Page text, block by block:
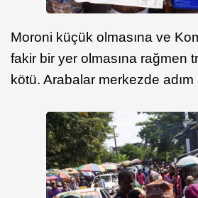
Moroni küçük olmasına ve
fakir bir yer olmasına rağmen
kötü. Arabalar merkezde adım